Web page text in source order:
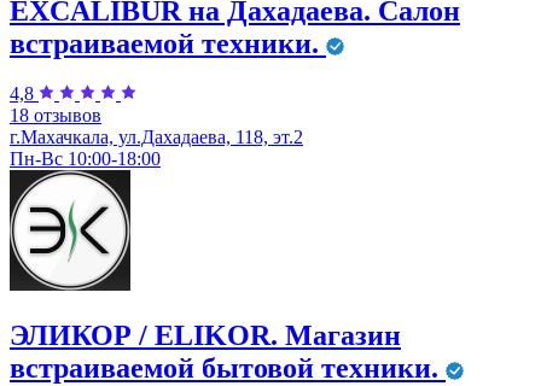
EXCALIBUR на Дахадаева. ​Салон
встраиваемой техники.
4,8
18 отзывов
г.Махачкала, ул.Дахадаева, 118, эт.2
Пн-Вс 10:00-18:00
ЭЛИКОР / ELIKOR. Магазин
встраиваемой бытовой техники.